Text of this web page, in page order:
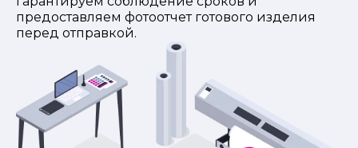
предоставляем фотоотчет готового изделия
перед отправкой.